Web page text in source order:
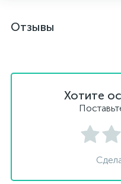
Отзывы
Хотите